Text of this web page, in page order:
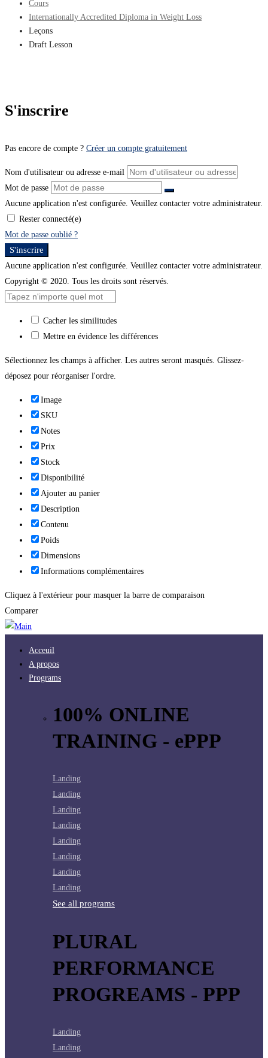
Cours
Internationally Accredited Diploma in Weight Loss
Leçons
Draft Lesson
S'inscrire
Pas encore de compte ? Créer un compte gratuitement
Nom d'utilisateur ou adresse e-mail
Mot de passe
Aucune application n'est configurée. Veuillez contacter votre administrateur.
Rester connecté(e)
Mot de passe oublié ?
S'inscrire
Aucune application n'est configurée. Veuillez contacter votre administrateur.
Copyright © 2020. Tous les droits sont réservés.
Cacher les similitudes
Mettre en évidence les différences
Sélectionnez les champs à afficher. Les autres seront masqués. Glissez-
déposez pour réorganiser l'ordre.
Image
SKU
Notes
Prix
Stock
Disponibilité
Ajouter au panier
Description
Contenu
Poids
Dimensions
Informations complémentaires
Cliquez à l'extérieur pour masquer la barre de comparaison
Comparer
Acceuil
A propos
Programs
100% ONLINE
TRAINING - ePPP
Landing
Landing
Landing
Landing
Landing
Landing
Landing
Landing
See all programs
PLURAL
PERFORMANCE
PROGREAMS - PPP
Landing
Landing